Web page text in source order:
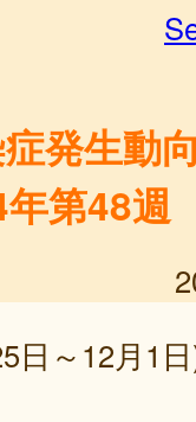
発生動
第48週
日～12月1